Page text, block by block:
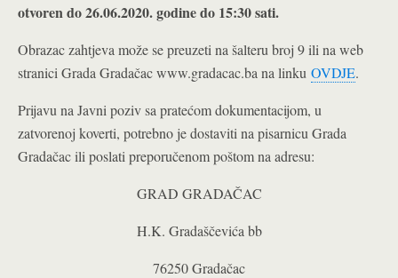
otvoren do 26.06.2020. godine do 15:30 sati.
Obrazac zahtjeva može se preuzeti na šalteru broj 9 ili na web
stranici Grada Gradačac www.gradacac.ba na linku OVDJE.
Prijavu na Javni poziv sa pratećom dokumentacijom, u
zatvorenoj koverti, potrebno je dostaviti na pisarnicu Grada
Gradačac ili poslati preporučenom poštom na adresu:
GRAD GRADAČAC
H.K. Gradaščevića bb
76250 Gradačac